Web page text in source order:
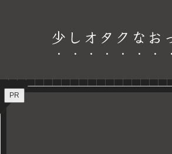
少しオタクなお
PR